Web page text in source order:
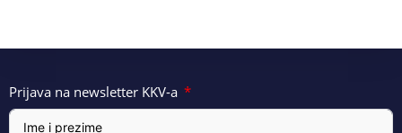
Prijava na newsletter KKV-a